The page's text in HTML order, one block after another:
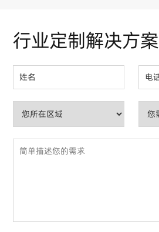
行业定制解决方案